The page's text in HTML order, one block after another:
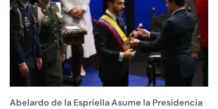
Abelardo de la Espriella Asume la Presidencia